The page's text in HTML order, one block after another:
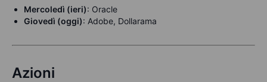
Mercoledì (ieri): Oracle
Giovedì (oggi): Adobe, Dollarama
Azioni